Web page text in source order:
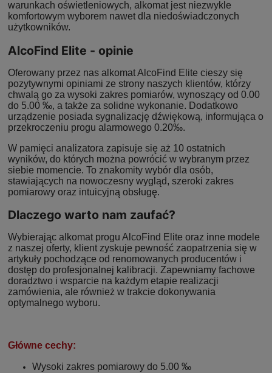
warunkach oświetleniowych, alkomat jest niezwykle
komfortowym wyborem nawet dla niedoświadczonych
użytkowników.
AlcoFind Elite - opinie
Oferowany przez nas alkomat AlcoFind Elite cieszy się
pozytywnymi opiniami ze strony naszych klientów, którzy
chwalą go za wysoki zakres pomiarów, wynoszący od 0.00
do 5.00 ‰, a także za solidne wykonanie. Dodatkowo
urządzenie posiada sygnalizację dźwiękową, informująca o
przekroczeniu progu alarmowego 0.20‰.
W pamięci analizatora zapisuje się aż 10 ostatnich
wyników, do których można powrócić w wybranym przez
siebie momencie. To znakomity wybór dla osób,
stawiających na nowoczesny wygląd, szeroki zakres
pomiarowy oraz intuicyjną obsługę.
Dlaczego warto nam zaufać?
Wybierając alkomat progu AlcoFind Elite oraz inne modele
z naszej oferty, klient zyskuje pewność zaopatrzenia się w
artykuły pochodzące od renomowanych producentów i
dostęp do profesjonalnej kalibracji. Zapewniamy fachowe
doradztwo i wsparcie na każdym etapie realizacji
zamówienia, ale również w trakcie dokonywania
optymalnego wyboru.
Główne cechy:
Wysoki zakres pomiarowy do 5.00 ‰